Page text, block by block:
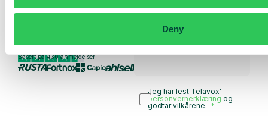
Deny
Utforsk bruksområder
Basert på 430 anmeldelser
Jeg har lest Telavox'
personvernerklæring og
godtar vilkårene.